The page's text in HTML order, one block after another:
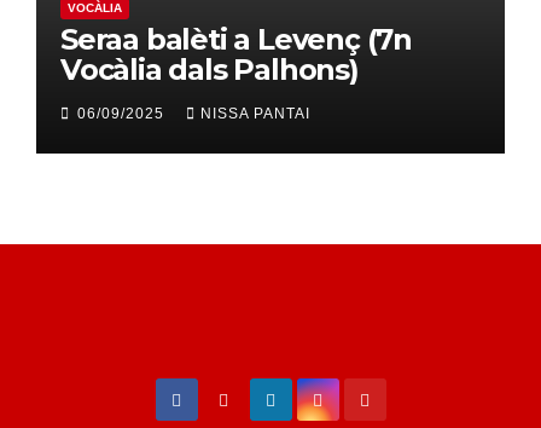
VOCÀLIA
Seraa balèti a Levenç (7n
Vocàlia dals Palhons)
06/09/2025 NISSA PANTAI